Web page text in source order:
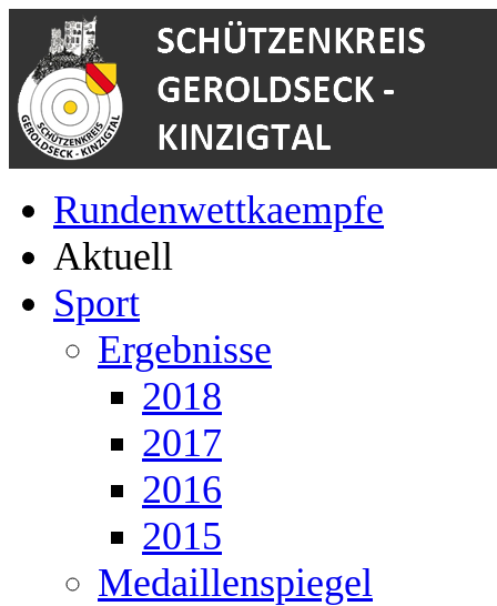
Rundenwettkaempfe
Aktuell
Sport
Ergebnisse
2018
2017
2016
2015
Medaillenspiegel